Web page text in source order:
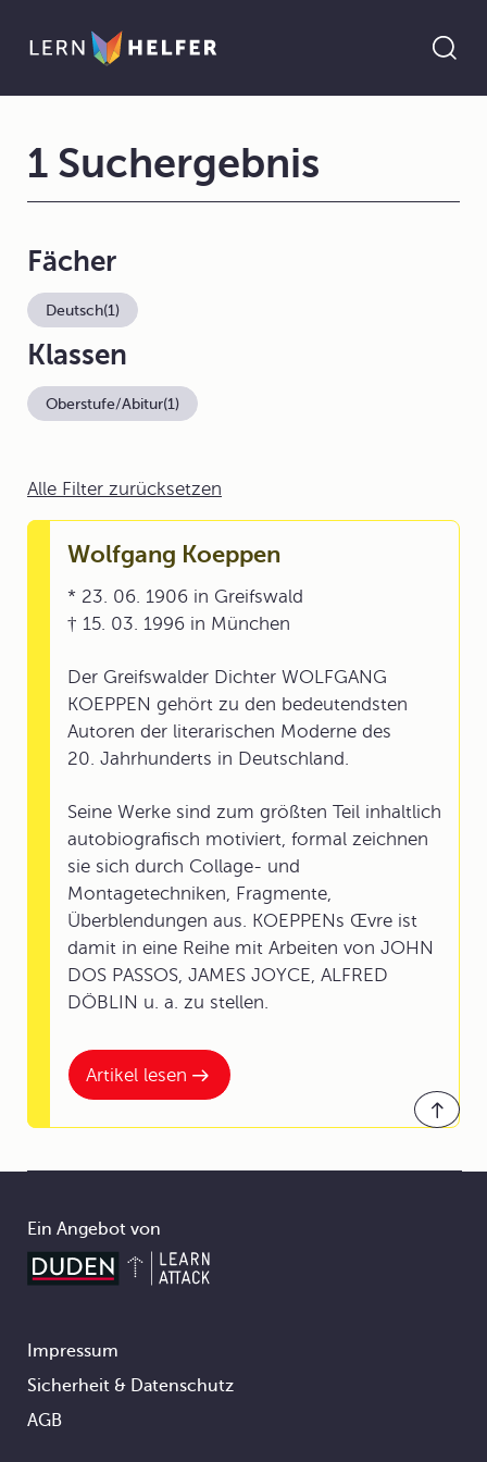
Alle Filter zurücksetzen
Artikel lesen
Wolfgang Koeppen
* 23. 06. 1906 in Greifswald
† 15. 03. 1996 in München
Der Greifswalder Dichter WOLFGANG
KOEPPEN gehört zu den bedeutendsten
Autoren der literarischen Moderne des
20. Jahrhunderts in Deutschland.
Seine Werke sind zum größten Teil inhaltlich
autobiografisch motiviert, formal zeichnen
sie sich durch Collage- und
Montagetechniken, Fragmente,
Überblendungen aus. KOEPPENs Œvre ist
damit in eine Reihe mit Arbeiten von JOHN
DOS PASSOS, JAMES JOYCE, ALFRED
DÖBLIN u. a. zu stellen.
1 Suchergebnis
Fächer
Deutsch(1)
Klassen
Oberstufe/Abitur(1)
Ein Angebot von
Footer
Impressum
Sicherheit & Datenschutz
AGB